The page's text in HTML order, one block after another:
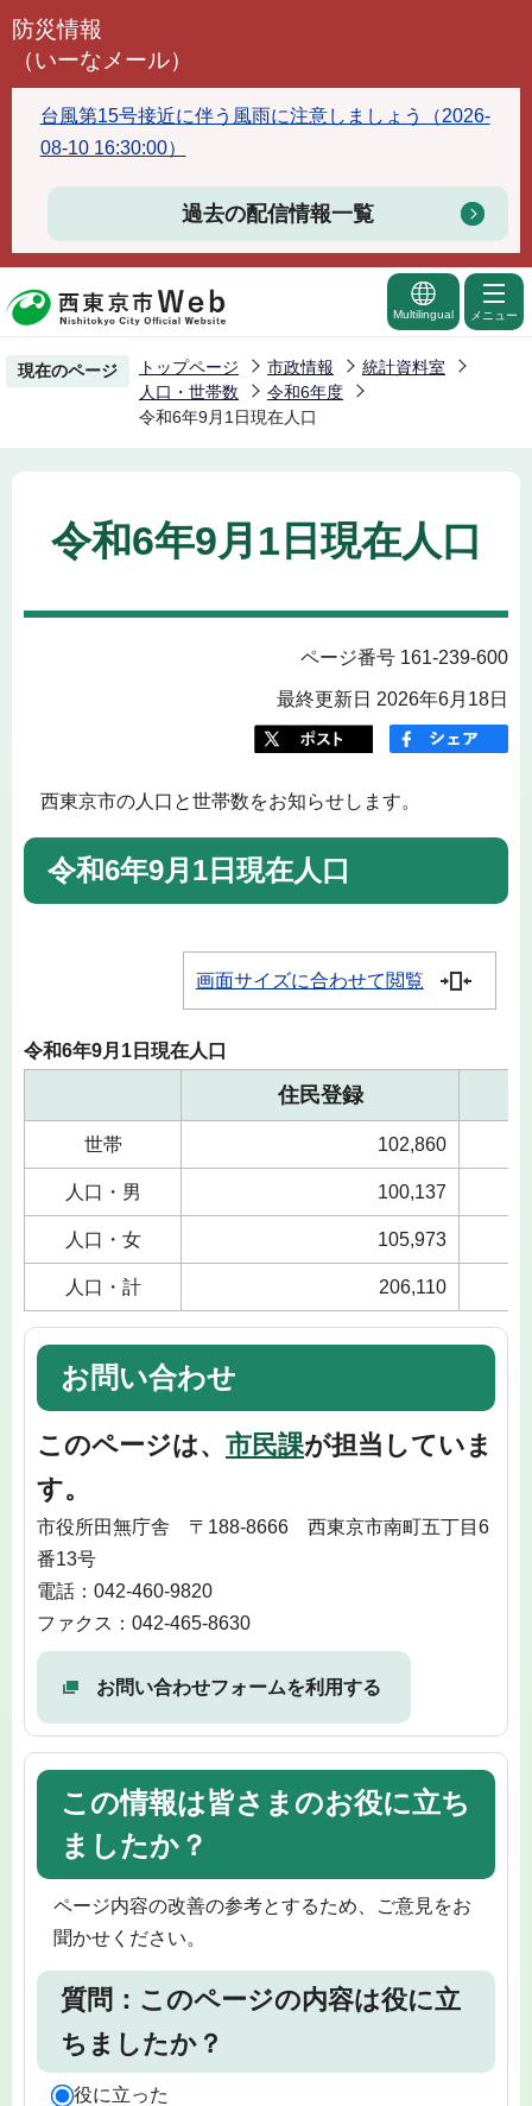
こ
で
す
防災情報
（いーなメール）
台風第15号接近に伴う風雨に注意しましょう（2026-
08-10 16:30:00）
過去の配信情報一覧
Multilingual メニュー
現在のページ トップページ 市政情報
統計資料室
人口・世帯数
令和6年度
令和6年9月1日現在人口
令和6年9月1日現在人口
ページ番号 161-239-600
最終更新日 2026年6月18日
西東京市の人口と世帯数をお知らせします。
令和6年9月1日現在人口
画面サイズに合わせて閲覧
令和6年9月1日現在人口
住民登録
世帯 102,860
人口・男 100,137
人口・女 105,973
人口・計 206,110
お問い合わせ
このページは、 市民課が担当していま
す。
市役所田無庁舎 〒188-8666 西東京市南町五丁目6
番13号
電話：042-460-9820
ファクス：042-465-8630
お問い合わせフォームを利用する
この情報は皆さまのお役に立ち
ましたか？
ページ内容の改善の参考とするため、ご意見をお
聞かせください。
質問：このページの内容は役に立
ちましたか？
役に立った